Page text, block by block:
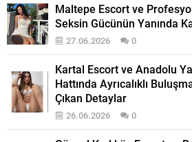
Maltepe Escort ve
Seksin Gücünün Yanında
27.06.2026 0
Kartal Escort ve Anadolu
Hattında Ayrıcalıklı
Çıkan Detaylar
26.06.2026 0